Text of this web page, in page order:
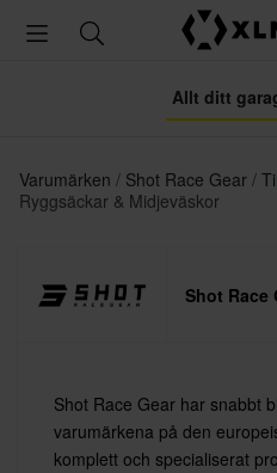
Allt ditt
Varumärken Shot Race Gear
Ryggsäckar & Midjeväskor
Shot Race
Shot Race Gear har snabbt
varumärkena på den
komplett och specialiserat